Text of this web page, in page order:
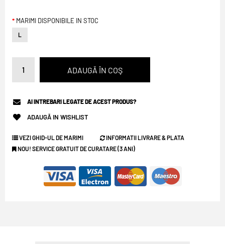
MARIMI DISPONIBILE IN STOC
L
AI INTREBARI LEGATE DE ACEST PRODUS?
ADAUGĂ IN WISHLIST
VEZI GHID-UL DE MARIMI
INFORMATII LIVRARE & PLATA
NOU! SERVICE GRATUIT DE CURATARE (3 ANI)